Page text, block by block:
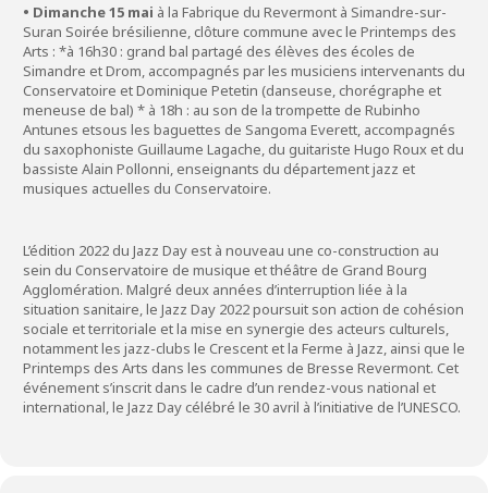
• Dimanche 15 mai à la Fabrique du Revermont à Simandre-sur-
Suran Soirée brésilienne, clôture commune avec le Printemps des
Arts : *à 16h30 : grand bal partagé des élèves des écoles de
Simandre et Drom, accompagnés par les musiciens intervenants du
Conservatoire et Dominique Petetin (danseuse, chorégraphe et
meneuse de bal) * à 18h : au son de la trompette de Rubinho
Antunes etsous les baguettes de Sangoma Everett, accompagnés
du saxophoniste Guillaume Lagache, du guitariste Hugo Roux et du
bassiste Alain Pollonni, enseignants du département jazz et
musiques actuelles du Conservatoire.
L’édition 2022 du Jazz Day est à nouveau une co-construction au
sein du Conservatoire de musique et théâtre de Grand Bourg
Agglomération. Malgré deux années d’interruption liée à la
situation sanitaire, le Jazz Day 2022 poursuit son action de cohésion
sociale et territoriale et la mise en synergie des acteurs culturels,
notamment les jazz-clubs le Crescent et la Ferme à Jazz, ainsi que le
Printemps des Arts dans les communes de Bresse Revermont. Cet
événement s’inscrit dans le cadre d’un rendez-vous national et
international, le Jazz Day célébré le 30 avril à l’initiative de l’UNESCO.